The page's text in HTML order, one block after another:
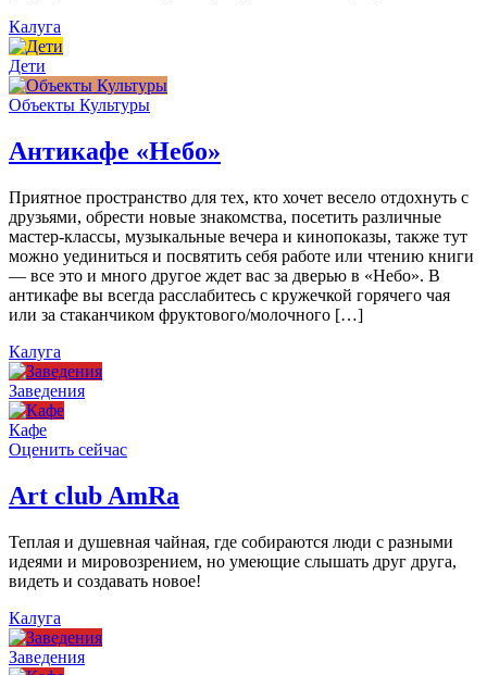
Калуга
Дети
Объекты Культуры
Антикафе «Небо»
Приятное пространство для тех, кто хочет весело отдохнуть с
друзьями, обрести новые знакомства, посетить различные
мастер-классы, музыкальные вечера и кинопоказы, также тут
можно уединиться и посвятить себя работе или чтению книги
— все это и много другое ждет вас за дверью в «Небо». В
антикафе вы всегда расслабитесь с кружечкой горячего чая
или за стаканчиком фруктового/молочного […]
Калуга
Заведения
Кафе
Оценить сейчас
Art сlub AmRa
Теплая и душевная чайная, где собираются люди с разными
идеями и мировозрением, но умеющие слышать друг друга,
видеть и создавать новое!
Калуга
Заведения